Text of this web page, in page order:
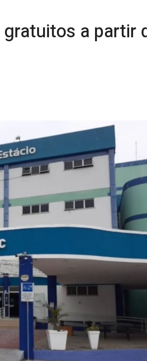
a partir